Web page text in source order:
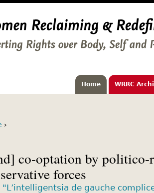
Home WRRC
›
co-optation by politico-
forces
"L’intelligentsia de gauche